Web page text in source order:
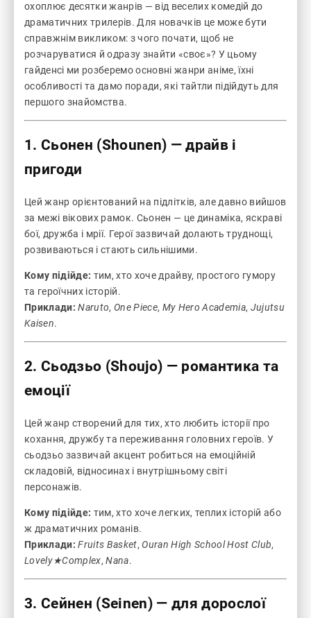
охоплює десятки жанрів — від веселих комедій до
драматичних трилерів. Для новачків це може бути
справжнім викликом: з чого почати, щоб не
розчаруватися й одразу знайти «своє»? У цьому
гайденсі ми розберемо основні жанри аніме, їхні
особливості та дамо поради, які тайтли підійдуть для
першого знайомства.
1. Сьонен (Shounen) — драйв і
пригоди
Цей жанр орієнтований на підлітків, але давно вийшов
за межі вікових рамок. Сьонен — це динаміка, яскраві
бої, дружба і мрії. Герої зазвичай долають труднощі,
розвиваються і стають сильнішими.
Кому підійде: тим, хто хоче драйву, простого гумору
та героїчних історій.
Приклади: Naruto, One Piece, My Hero Academia, Jujutsu
Kaisen.
2. Сьодзьо (Shoujo) — романтика та
емоції
Цей жанр створений для тих, хто любить історії про
кохання, дружбу та переживання головних героїв. У
сьодзьо зазвичай акцент робиться на емоційній
складовій, відносинах і внутрішньому світі
персонажів.
Кому підійде: тим, хто хоче легких, теплих історій або
ж драматичних романів.
Приклади: Fruits Basket, Ouran High School Host Club,
Lovely★Complex,Nana.
3. Сейнен (Seinen) — для дорослої